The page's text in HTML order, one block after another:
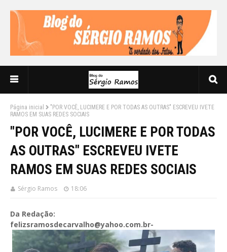
Página inicial
"POR VOCÊ, LUCIMERE E POR TODAS AS OUTRAS" ESCREVEU IVETE
RAMOS EM SUAS REDES SOCIAIS
"POR VOCÊ, LUCIMERE E POR TODAS
AS OUTRAS" ESCREVEU IVETE
RAMOS EM SUAS REDES SOCIAIS
Sérgio Ramos 18:06
Da Redação:
felizsramosdecarvalho@yahoo.com.br-